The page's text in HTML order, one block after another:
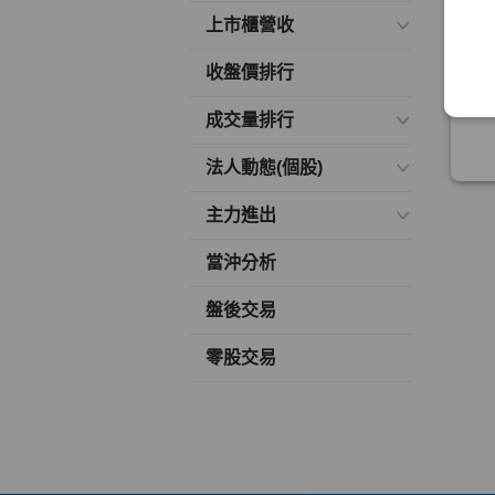
上市櫃營收
收盤價排行
成交量排行
法人動態(個股)
主力進出
當沖分析
盤後交易
零股交易